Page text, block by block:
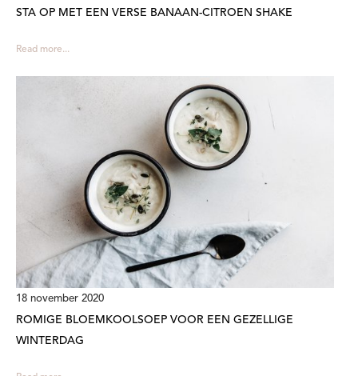
STA OP MET EEN VERSE BANAAN-CITROEN SHAKE
Read more...
18 november 2020
ROMIGE BLOEMKOOLSOEP VOOR EEN GEZELLIGE
WINTERDAG